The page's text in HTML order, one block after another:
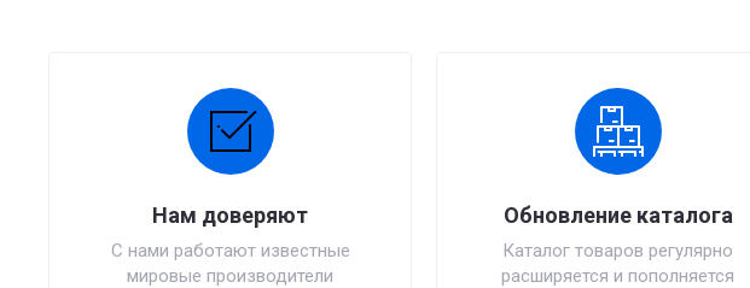
Нам доверяют
С нами работают известные
мировые производители
Обновление каталога
Каталог товаров регулярно
расширяется и пополняется